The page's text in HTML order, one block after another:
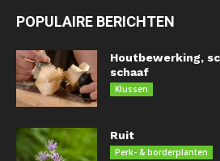
POPULAIRE BERICHTEN
Houtbewerking,
schaaf
Klussen
Ruit
Perk- & borderplanten